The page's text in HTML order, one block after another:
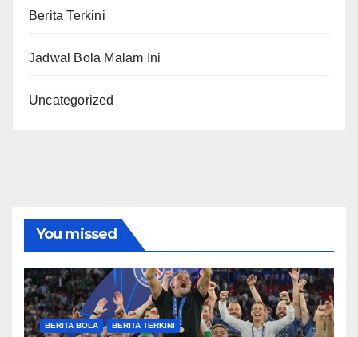
Berita Terkini
Jadwal Bola Malam Ini
Uncategorized
You missed
BERITA BOLA BERITA TERKINI